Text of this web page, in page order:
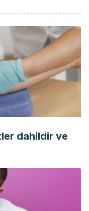
K. M., & Churchill, L. E.
disorder.Progress in
X
Thyroid
[Internet].
2019 Jan-.
Vacchi, S., Bertoloni,
sweats in Hodgkin’s
minor febrile pulses.
10.1002/1097-
dahildir ve